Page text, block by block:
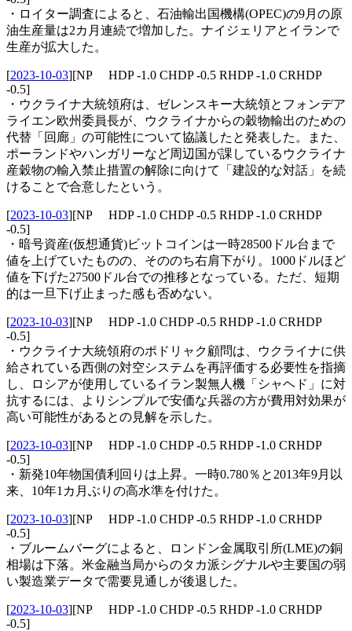
・ロイター調査によると、石油輸出国機構(OPEC)の9月の原
油生産量は2カ月連続で増加した。ナイジェリアとイランで
生産が拡大した。
[2023-10-03][NP HDP -1.0 CHDP -0.5 RHDP -1.0 CRHDP
-0.5]
・ウクライナ大統領府は、ゼレンスキー大統領とフォンデア
ライエン欧州委員長が、ウクライナからの穀物輸出のための
代替「回廊」の可能性について協議したと発表した。また、
ポーランドやハンガリーなど周辺国が課しているウクライナ
産穀物の輸入禁止措置の解除に向けて「建設的な対話」を続
けることで合意したという。
[2023-10-03][NP HDP -1.0 CHDP -0.5 RHDP -1.0 CRHDP
-0.5]
・暗号資産(仮想通貨)ビットコインは一時28500ドル台まで
値を上げていたものの、そののち右肩下がり。1000ドルほど
値を下げた27500ドル台での推移となっている。ただ、短期
的は一旦下げ止まった感も否めない。
[2023-10-03][NP HDP -1.0 CHDP -0.5 RHDP -1.0 CRHDP
-0.5]
・ウクライナ大統領府のポドリャク顧問は、ウクライナに供
給されている西側の対空システムを再評価する必要性を指摘
し、ロシアが使用しているイラン製無人機「シャヘド」に対
抗するには、よりシンプルで安価な兵器の方が費用対効果が
高い可能性があるとの見解を示した。
[2023-10-03][NP HDP -1.0 CHDP -0.5 RHDP -1.0 CRHDP
-0.5]
・新発10年物国債利回りは上昇。一時0.780％と2013年9月以
来、10年1カ月ぶりの高水準を付けた。
[2023-10-03][NP HDP -1.0 CHDP -0.5 RHDP -1.0 CRHDP
-0.5]
・ブルームバーグによると、ロンドン金属取引所(LME)の銅
相場は下落。米金融当局からのタカ派シグナルや主要国の弱
い製造業データで需要見通しが後退した。
[2023-10-03][NP HDP -1.0 CHDP -0.5 RHDP -1.0 CRHDP
-0.5]